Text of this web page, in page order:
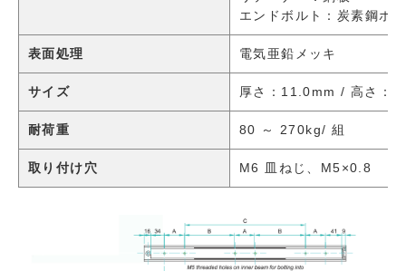
エンドボルト：炭素鋼ボ
表面処理 電気亜鉛メッキ
サイズ 厚さ：11.0mm / 高さ：
耐荷重 80 ～ 270kg/ 組
取り付け穴 M6 皿ねじ、M5×0.8